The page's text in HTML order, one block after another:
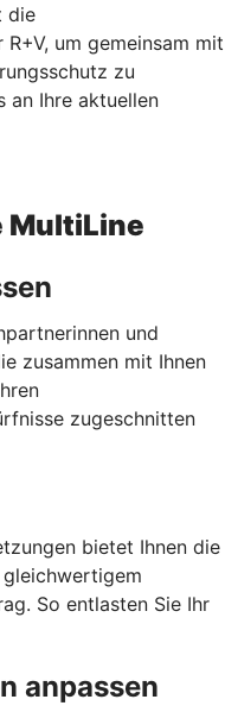
die
um gemeinsam mit
zu
an Ihre aktuellen
MultiLine
und
zusammen mit Ihnen
zugeschnitten
bietet Ihnen die
So entlasten Sie Ihr
anpassen